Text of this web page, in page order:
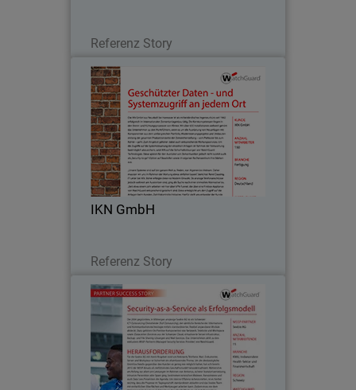
Referenz Story
IKN GmbH
Referenz Story
IKN GmbH
Die IKN GmbH aus Neustadt bei
Hannover ist als mittelständisches
Ingenieurbüro seit 1982 erfolgreich im
internationalen Zementanlagenbau
tätig. Die Kernkompetenzen liegen in
MSSP-Partner: Seabix AG
Für gewöhnlich bleibt für IT neben dem
Tagesgeschäft nur wenig Zeit: Es muss
halt laufen.